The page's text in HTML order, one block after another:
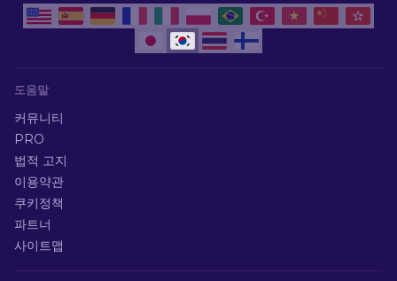
도움말
커뮤니티
PRO
법적 고지
이용약관
쿠키정책
파트너
사이트맵